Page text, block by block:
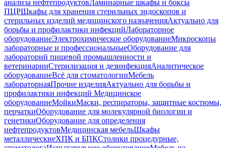
анализа нефтепродуктовЛаминарные шкафы и боксы
ПЦРШкафы для хранения стерильных эндоскопов и
стерильных изделий медицинского назначенияАктуально для
борьбы и профилактики инфекцийЛабораторное
оборудованиеЭлектрохимическое оборудованиеМикроскопы
лабораторные и профессиональныеОборудование для
лабораторий пищевой промышленности и
ветеринарииСтерилизация и дезинфекцияАналитическое
оборудованиеВсё для стоматологииМебель
лабораторнаяПрочие изделияАктуально для борьбы и
профилактики инфекций Медицинское
оборудованиеМойкиМаски, респираторы, защитные костюмы,
перчаткиОборудование для молекулярной биологии и
генетикиОборудование для определения
нефтепродуктовМедицинская мебельШкафы
металлическиеХПК и БПКСтолики процедурные,